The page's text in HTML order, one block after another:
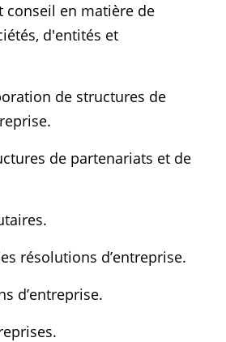
en matière de
d'entités et
de structures de
de partenariats et de
résolutions d’entreprise.
d’entreprise.